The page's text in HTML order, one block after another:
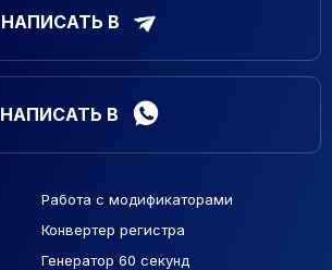
НАПИСАТЬ В
НАПИСАТЬ В
Работа с модификаторами
Конвертер регистра
Генератор 60 секунд
Подборка сайтов
Макеты Figma
База Яндекс Карты
Созданные сайты
Контекстная реклама